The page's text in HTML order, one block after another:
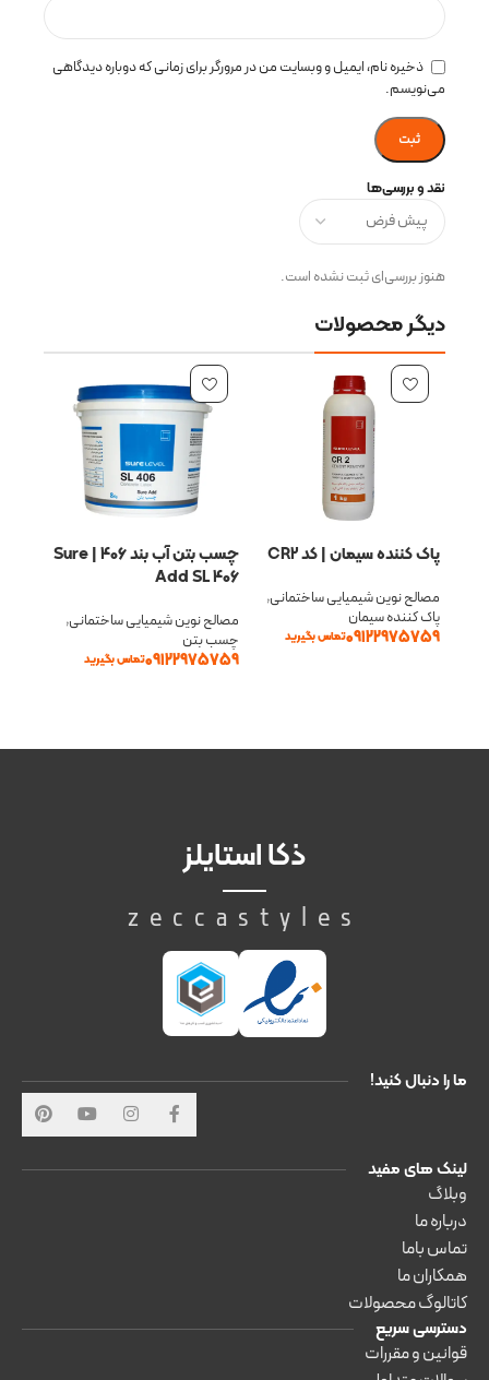
نقد و بررسی‌ها
هنوز بررسی‌ای ثبت نشده است.
ذخیره نام، ایمیل و وبسایت من در مرورگر برای زمانی که دوباره دیدگاهی
می‌نویسم.
دیگر محصولات
پاک کننده سیمان | کد CR2
مصالح نوین شیمیایی ساختمانی,
پاک کننده سیمان
09122975759تماس بگیرید
چسب بتن آب بند 406 | Sure
Add SL 406
مصالح نوین شیمیایی ساختمانی,
چسب بتن
09122975759تماس بگیرید
لینک های مفید
وبلاگ
درباره ما
تماس باما
همکاران ما
کاتالوگ محصولات
دسترسی سریع
قوانین و مقررات
ذکا استایلز
zeccastyles
ما را دنبال کنید!